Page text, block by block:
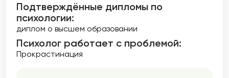
Подтверждённые дипломы по
психологии:
диплом о высшем образовании
Психолог работает с проблемой:
Прокрастинация